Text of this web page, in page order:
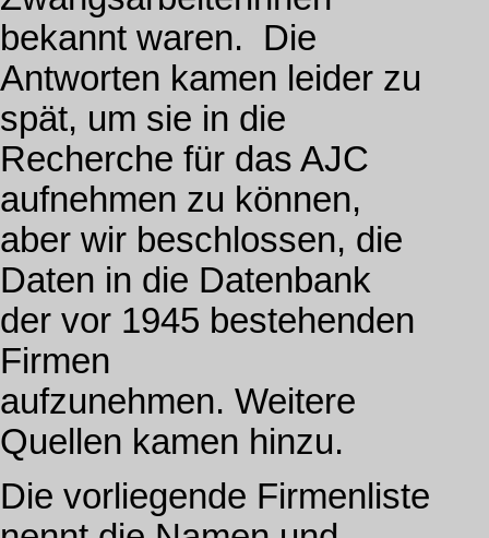
bekannt waren. Die
Antworten kamen leider zu
spät, um sie in die
Recherche für das AJC
aufnehmen zu können,
aber wir beschlossen, die
Daten in die Datenbank
der vor 1945 bestehenden
Firmen
aufzunehmen. Weitere
Quellen kamen hinzu.
Die vorliegende Firmenliste